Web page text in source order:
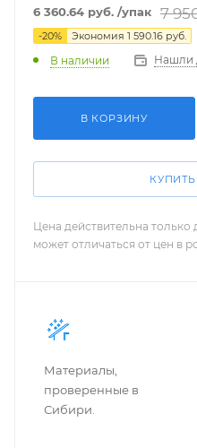
6 360.64 руб. /упак 7
-20% Экономия 1 590.16 руб.
В наличии Нашли
В КОРЗИНУ
Цена действительна только
может отличаться от цен в
Материалы,
проверенные в
Сибири.